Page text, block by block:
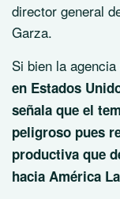
director general
Garza.
Si bien la agencia
en Estados
señala que el
peligroso pues
productiva que
hacia América